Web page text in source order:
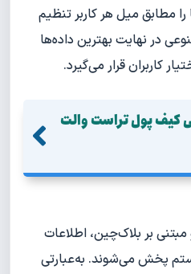
را مطابق میل هر کاربر تنظیم
در نهایت بهترین داده‌ها
کاربران قرار می‌گیرد.
کیف پول تراست والت
بر بلاک‌چین، اطلاعات
پخش می‌شوند. به‌عبارتی